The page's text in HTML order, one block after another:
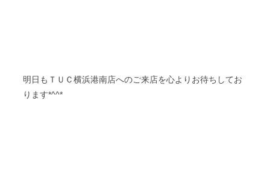
明日も ＴＵＣ横浜港南店へのご来店を心よりお待ちしてお
ります*^^*